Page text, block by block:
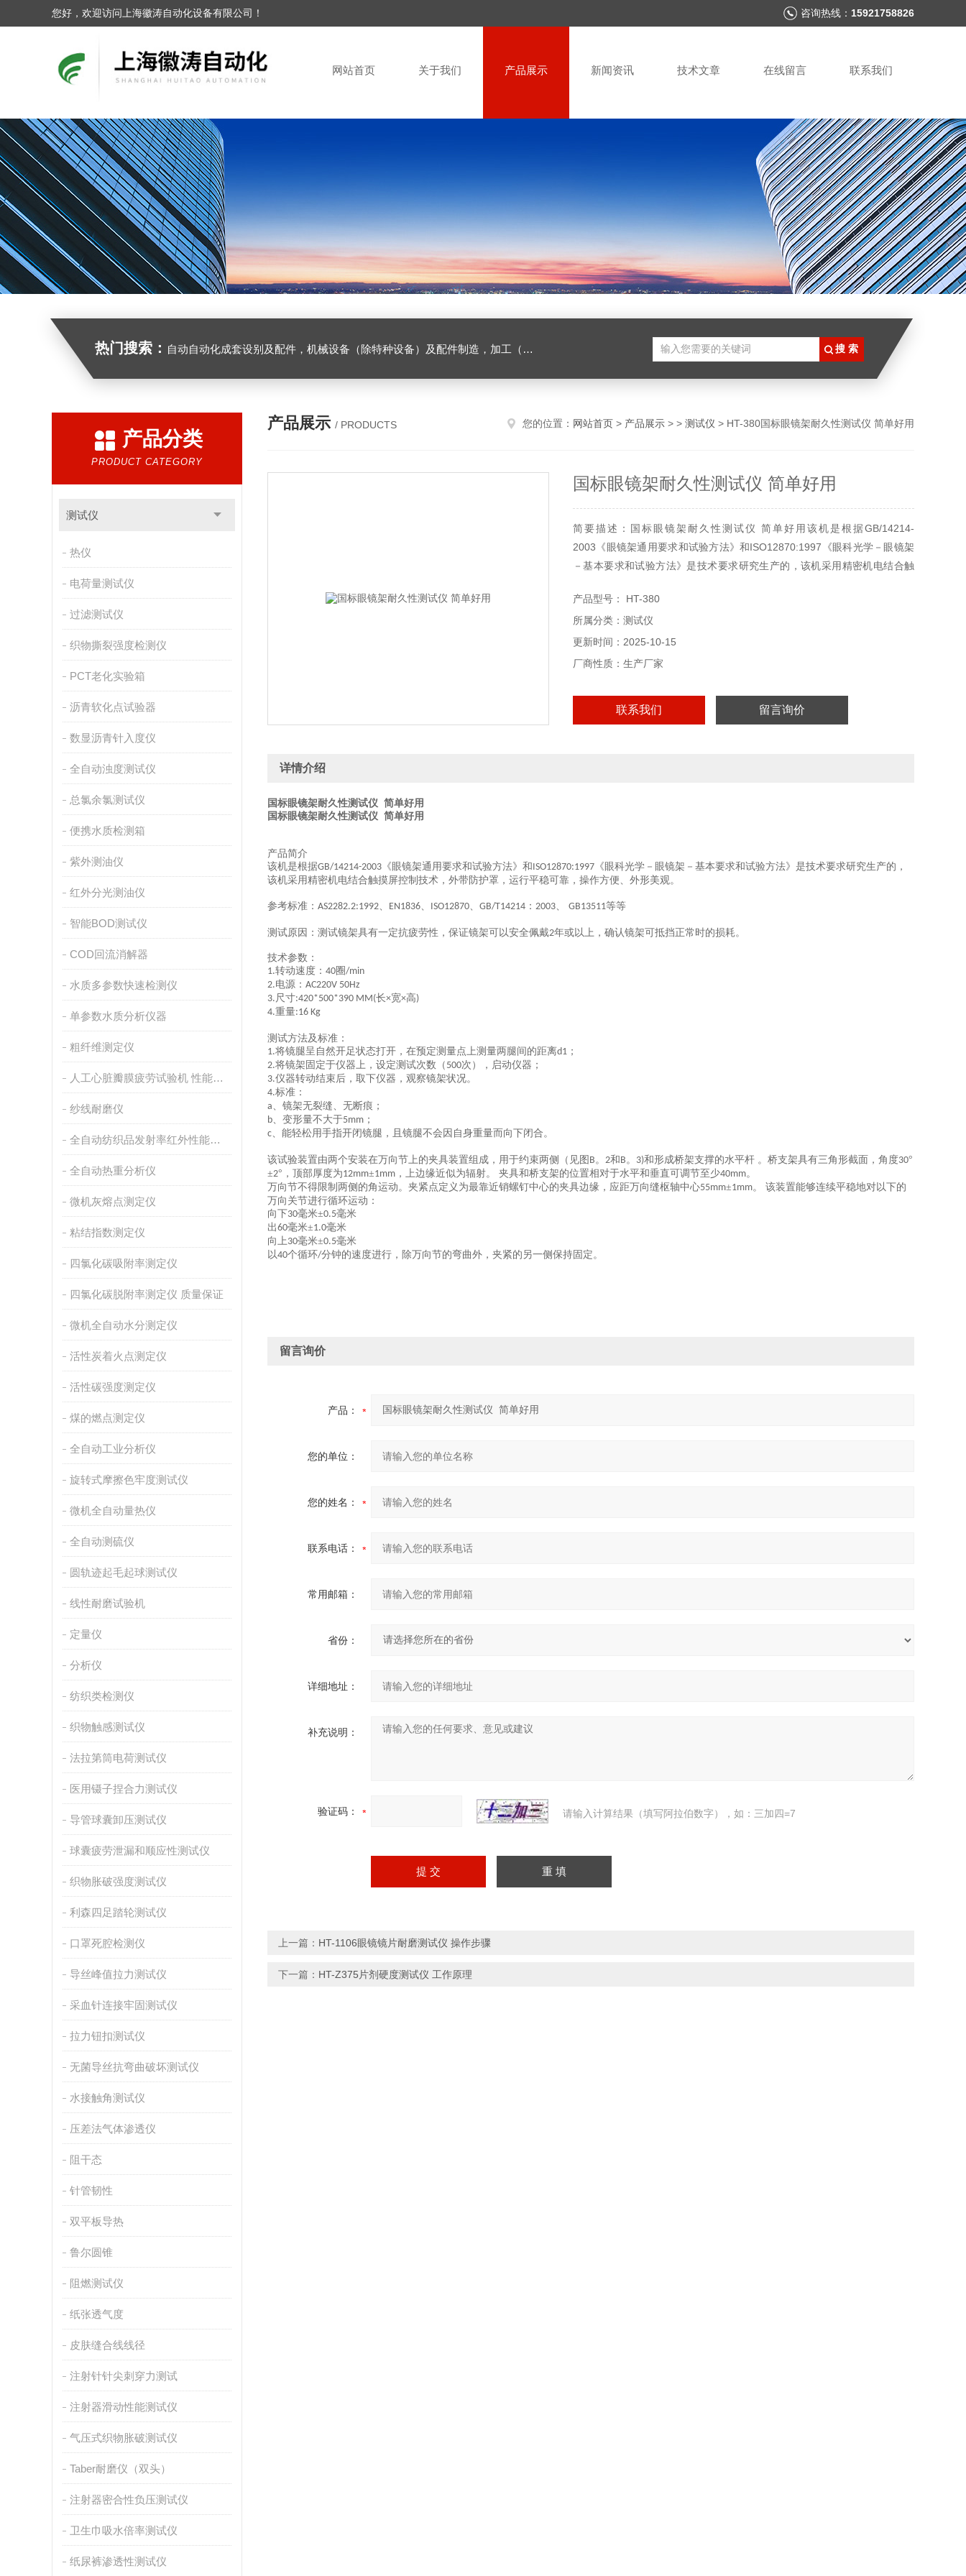
您好，欢迎访问上海徽涛自动化设备有限公司！ 咨询热线： 15921758826
网站首页 关于我们 产品展示 新闻资讯 技术文章 在线留言 联系我们
热门搜索： 自动自动化成套设别及配件，机械设备（除特种设备）及配件制造，加工（以上限分支机构经营），设计，批发，零售，模具，五金制品，工具加工（限分支机构经营），设计，批发，零售。五金交电，金属材料，金属制品，不锈钢制品，建筑材料，钢材，橡塑制品，环保设备，润滑剂，汽车配件，摩托车配件的批发，零售。（企业经营涉及行政许可的，凭许可证件经营）化成套设别及配件，机械设备（除特种设备）及配件制造，加工（以上限分支机构经营），设计，批发，零售，模具，五金制品，工具加工（限分支机构经营），设计，批发，零售。五金交电，金属材料，金属制品，不锈钢制品，建筑材料，钢材，橡塑制品，环保设备，润滑剂，汽车配件，摩托车配件的批发，零售。（企业经营涉及行政许可的，凭许可证件经营）
产品分类
PRODUCT CATEGORY
测试仪
热仪
电荷量测试仪
过滤测试仪
织物撕裂强度检测仪
PCT老化实验箱
沥青软化点试验器
数显沥青针入度仪
全自动浊度测试仪
总氯余氯测试仪
便携水质检测箱
紫外测油仪
红外分光测油仪
智能BOD测试仪
COD回流消解器
水质多参数快速检测仪
单参数水质分析仪器
粗纤维测定仪
人工心脏瓣膜疲劳试验机 性能稳定
纱线耐磨仪
全自动纺织品发射率红外性能分析
全自动热重分析仪
微机灰熔点测定仪
粘结指数测定仪
四氯化碳吸附率测定仪
四氯化碳脱附率测定仪 质量保证
微机全自动水分测定仪
活性炭着火点测定仪
活性碳强度测定仪
煤的燃点测定仪
全自动工业分析仪
旋转式摩擦色牢度测试仪
微机全自动量热仪
全自动测硫仪
圆轨迹起毛起球测试仪
线性耐磨试验机
定量仪
分析仪
纺织类检测仪
织物触感测试仪
法拉第筒电荷测试仪
医用镊子捏合力测试仪
导管球囊卸压测试仪
球囊疲劳泄漏和顺应性测试仪
织物胀破强度测试仪
利森四足踏轮测试仪
口罩死腔检测仪
导丝峰值拉力测试仪
采血针连接牢固测试仪
拉力钮扣测试仪
无菌导丝抗弯曲破坏测试仪
水接触角测试仪
压差法气体渗透仪
阻干态
针管韧性
双平板导热
鲁尔圆锥
阻燃测试仪
纸张透气度
皮肤缝合线线径
注射针针尖刺穿力测试
注射器滑动性能测试仪
气压式织物胀破测试仪
Taber耐磨仪（双头）
注射器密合性负压测试仪
卫生巾吸水倍率测试仪
纸尿裤渗透性测试仪
产品展示 / PRODUCTS 您的位置： 网站首页 > 产品展示 > > 测试仪 > HT-380国标眼镜架耐久性测试仪 简单好用
国标眼镜架耐久性测试仪 简单好用
简要描述：国标眼镜架耐久性测试仪 简单好用该机是根据GB/14214-
2003《眼镜架通用要求和试验方法》和ISO12870:1997《眼科光学－眼镜架
－基本要求和试验方法》是技术要求研究生产的，该机采用精密机电结合触
产品型号： HT-380
所属分类：测试仪
更新时间：2025-10-15
厂商性质：生产厂家
联系我们 留言询价
详情介绍
国标眼镜架耐久性测试仪 简单好用
国标眼镜架耐久性测试仪 简单好用
产品简介
该机是根据GB/14214-2003 《眼镜架通用要求和试验方法》和 ISO12870:1997 《眼科光学－眼镜架－基本要求和试验方法》是技术要求研究生产的，
该机采用精密机电结合触摸屏控制技术，外带防护罩，运行平稳可靠，操作方便、外形美观。
参考标准： AS2282.2:1992、 EN1836、 ISO12870、 GB/T14214 ： 2003、 GB13511等等
测试原因：测试镜架具有一定抗疲劳性，保证镜架可以安全佩戴2年或以上，确认镜架可抵挡正常时的损耗。
技术参数：
1.转动速度： 40圈/min
2.电源： AC220V 50Hz
3. 尺寸:420*500*390 MM(长×宽×高)
4.重量:16 Kg
测试方法及标准：
1.将镜腿呈自然开足状态打开，在预定测量点上测量两腿间的距离d1 ；
2.将镜架固定于仪器上，设定测试次数（ 500次），启动仪器；
3.仪器转动结束后，取下仪器，观察镜架状况。
4.标准：
a、镜架无裂缝、无断痕；
b、变形量不大于5mm ；
c、能轻松用手指开闭镜腿，且镜腿不会因自身重量而向下闭合。
该试验装置由两个安装在万向节上的夹具装置组成，用于约束两侧（见图 B。 2和 B。 3)和形成桥架支撑的水平杆 。桥支架具有三角形截面，角度30°
±2°，顶部厚度为12mm±1mm ，上边缘近似为辐射。 夹具和桥支架的位置相对于水平和垂直可调节至少40mm。
万向节不得限制两侧的角运动。夹紧点定义为最靠近销螺钉中心的夹具边缘，应距万向缝枢轴中心55mm±1mm。 该装置能够连续平稳地对以下的
万向关节进行循环运动：
向下30毫米±0.5毫米
出60毫米±1.0毫米
向上30毫米±0.5毫米
以40个循环/分钟的速度进行，除万向节的弯曲外，夹紧的另一侧保持固定。
留言询价
产品：
您的单位：
您的姓名：
联系电话：
常用邮箱：
省份：
详细地址：
补充说明：
验证码： 请输入计算结果（填写阿拉伯数字），如：三加四=7
上一篇： HT-1106眼镜镜片耐磨测试仪 操作步骤
下一篇： HT-Z375片剂硬度测试仪 工作原理